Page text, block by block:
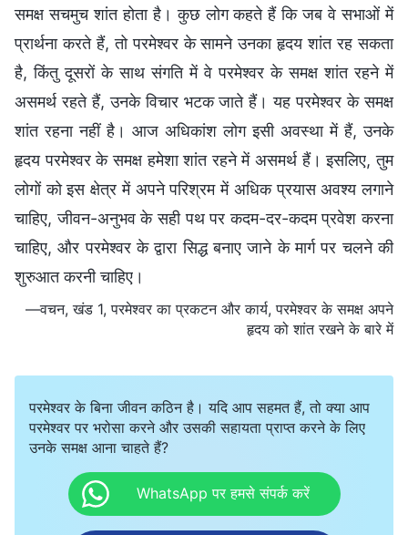
समक्ष सचमुच शांत होता है। कुछ लोग कहते हैं कि जब वे सभाओं में
प्रार्थना करते हैं, तो परमेश्वर के सामने उनका हृदय शांत रह सकता
है, किंतु दूसरों के साथ संगति में वे परमेश्वर के समक्ष शांत रहने में
असमर्थ रहते हैं, उनके विचार भटक जाते हैं। यह परमेश्वर के समक्ष
शांत रहना नहीं है। आज अधिकांश लोग इसी अवस्था में हैं, उनके
हृदय परमेश्वर के समक्ष हमेशा शांत रहने में असमर्थ हैं। इसलिए, तुम
लोगों को इस क्षेत्र में अपने परिश्रम में अधिक प्रयास अवश्य लगाने
चाहिए, जीवन-अनुभव के सही पथ पर कदम-दर-कदम प्रवेश करना
चाहिए, और परमेश्वर के द्वारा सिद्ध बनाए जाने के मार्ग पर चलने की
शुरुआत करनी चाहिए।
—वचन, खंड 1, परमेश्वर का प्रकटन और कार्य, परमेश्वर के समक्ष अपने
हृदय को शांत रखने के बारे में
परमेश्वर के बिना जीवन कठिन है। यदि आप सहमत हैं, तो क्या आप
परमेश्वर पर भरोसा करने और उसकी सहायता प्राप्त करने के लिए
उनके समक्ष आना चाहते हैं?
WhatsApp पर हमसे संपर्क करें